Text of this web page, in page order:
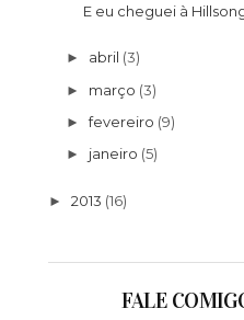
E eu cheguei à
► abril (3)
► março (3)
►fevereiro (9)
► janeiro (5)
► 2013 (16)
FALE